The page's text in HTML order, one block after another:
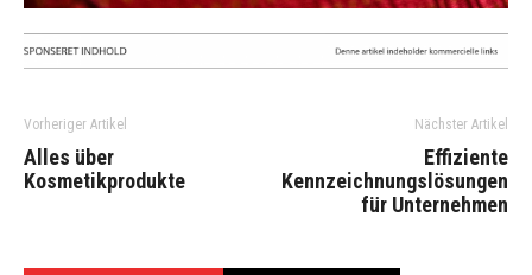
Vorheriger Artikel
Alles über
Kosmetikprodukte
Nächster Artikel
Effiziente
Kennzeichnungslösungen
für Unternehmen